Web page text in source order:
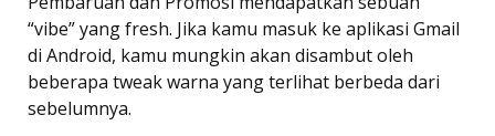
“vibe” yang fresh. Jika kamu masuk ke aplikasi Gmail
di Android, kamu mungkin akan disambut oleh
beberapa tweak warna yang terlihat berbeda dari
sebelumnya.